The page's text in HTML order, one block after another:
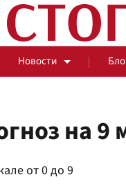
Новости
на 9
от 0 до 9